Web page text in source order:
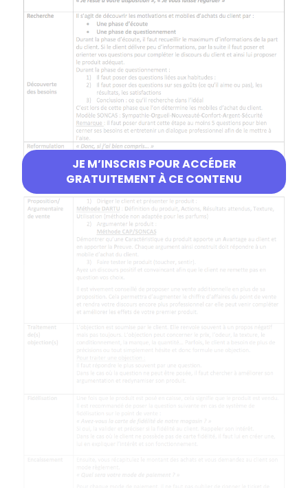
JE M’INSCRIS POUR ACCÉDER
GRATUITEMENT À CE CONTENU